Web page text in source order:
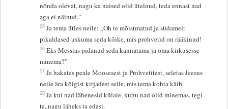
nõnda olevat, nagu ka naised olid ütelnud, teda ennast nad
aga ei näinud.”
25 Ja tema ütles neile: „Oh te mõistmatud ja südamelt
pikaldased uskuma seda kõike, mis prohvetid on rääkinud!
26 Eks Messias pidanud seda kannatama ja oma kirkusesse
minema?”
27 Ja hakates peale Moosesest ja Prohvetitest, seletas Jeesus
neile ära kõigist kirjadest selle, mis tema kohta käib.
28 Ja kui nad lähenesid külale, kuhu nad olid minemas, tegi
ta, nagu läheks ta edasi.